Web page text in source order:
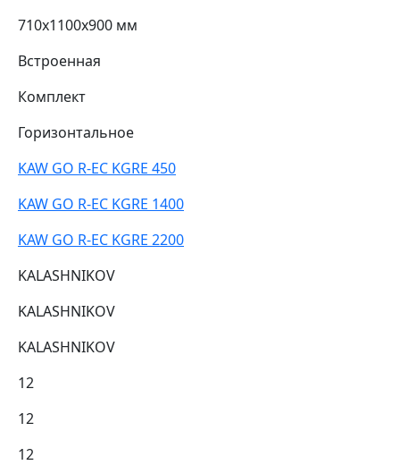
710х1100х900 мм
Встроенная
Комплект
Горизонтальное
KAW GO R-EC KGRE 450
KAW GO R-EC KGRE 1400
KAW GO R-EC KGRE 2200
KALASHNIKOV
KALASHNIKOV
KALASHNIKOV
12
12
12